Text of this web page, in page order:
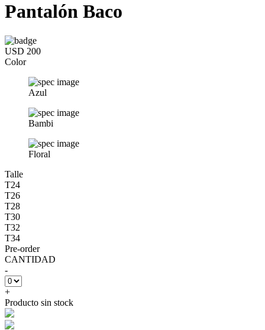
Pantalón Baco
USD 200
Color
Azul
Bambi
Floral
Talle
T24
T26
T28
T30
T32
T34
Pre-order
CANTIDAD
-
+
Producto sin stock